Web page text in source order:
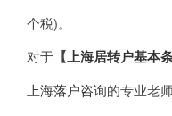
个税)。
对于 【上海居转户基本
上海落户咨询的专业老